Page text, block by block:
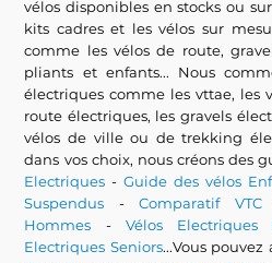
vélos disponibles en stocks ou
kits cadres et les vélos sur
comme les vélos de route,
pliants et enfants... Nous
électriques comme les vttae, les
route électriques, les gravels
vélos de ville ou de trekking
dans vos choix, nous créons des
Electriques -Guide des vélos
Suspendus -Comparatif
Hommes - Vélos Electriques
Electriques Seniors...Vous